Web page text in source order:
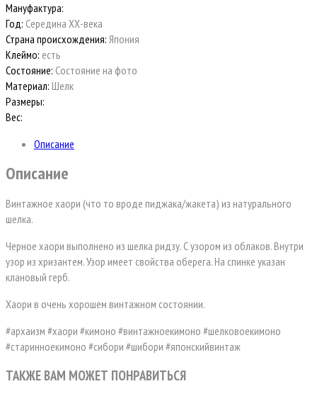
Мануфактура:
Год: Середина ХХ-века
Страна происхождения: Япония
Клеймо: есть
Состояние: Состояние на фото
Материал: Шелк
Размеры:
Вес:
Описание
Описание
Винтажное хаори (что то вроде пиджака/жакета) из натурального
шелка.
Черное хаори выполнено из шелка ридзу. С узором из облаков. Внутри
узор из хризантем. Узор имеет свойства оберега. На спинке указан
клановый герб.
Хаори в очень хорошем винтажном состоянии.
#архаизм #хаори #кимоно #винтажноекимоно #шелковоекимоно
#старинноекимоно #сибори #шибори #японскийвинтаж
ТАКЖЕ ВАМ МОЖЕТ ПОНРАВИТЬСЯ